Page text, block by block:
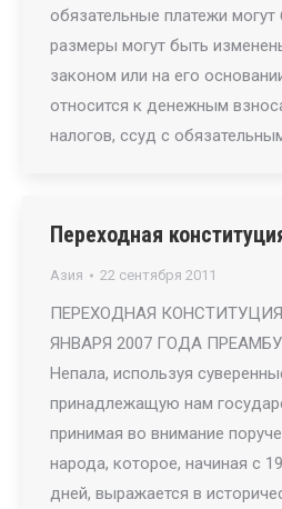
обязательные платежи
размеры могут быть
законом или на его
относится к денежным
налогов, ссуд с
Переходная
Азия 22 сентября 2011
ПЕРЕХОДНАЯ
ЯНВАРЯ 2007 ГОДА
Непала, используя
принадлежащую нам
принимая во внимание
народа, которое, начиная с
дней, выражается в